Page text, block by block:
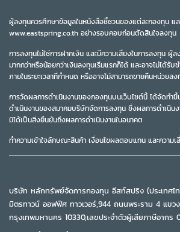
ผู้ลงทุนควรศึกษาข้อมูลในหนังสือชี้ชวนของแต่ละกองทุน แล
www.eastspring.co.th อย่างรอบคอบก่อนตัดสินใจลงทุน
การลงทุนไม่ใช่การฝากเงิน และมีความเสี่ยงในการลงทุน ผู้
มากกว่าหรือน้อยกว่าเงินลงทุนเริ่มแรกก็ได้ และอาจไม่ได้รับ
ภายในระยะเวลาที่กำหนด หรืออาจไม่สามารถขายคืนหน่วยล
การวัดผลการดำเนินงานของกองทุนบนเว็บไซต์นี้ ได้จัดทำ
ดำเนินงานของสมาคมบริษัทจัดการลงทุน ซึ่งผลการดำเนิน
มิได้เป็นสิ่งยืนยันถึงผลการดำเนินงานในอนาคต
ทำความเข้าใจลักษณะสินค้า เงื่อนไขผลตอบแทน และความ
บริษัท หลักทรัพย์จัดการกองทุน อีสท์สปริง (ประเทศไ
มิตรทาวน์ ออฟฟิศ ทาวเวอร์,944 ถนนพระราม 4 แขว
กรุงเทพมหานคร 10330,เลขประจำตัวผู้เสียภาษีอากร